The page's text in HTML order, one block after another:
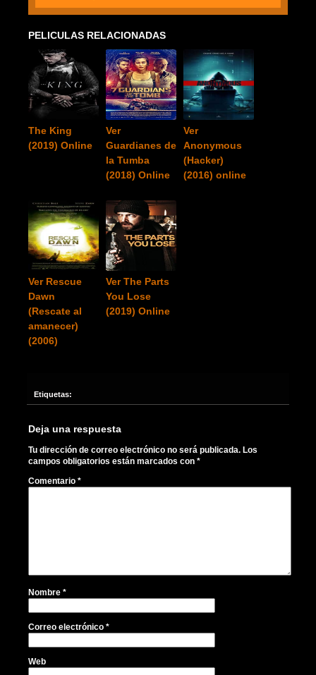
PELICULAS RELACIONADAS
The King
(2019) Online
Ver
Guardianes de
la Tumba
(2018) Online
Ver
Anonymous
(Hacker)
(2016) online
Ver Rescue
Dawn
(Rescate al
amanecer)
(2006)
Ver The Parts
You Lose
(2019) Online
Etiquetas:
Deja una respuesta
Tu dirección de correo electrónico no será publicada. Los
campos obligatorios están marcados con *
Comentario *
Nombre *
Correo electrónico *
Web